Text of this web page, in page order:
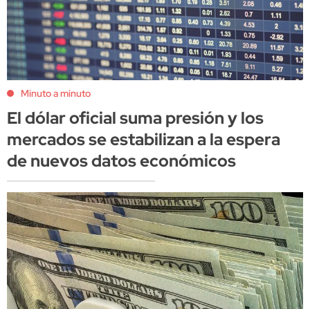
Minuto a minuto
El dólar oficial suma presión y los
mercados se estabilizan a la espera
de nuevos datos económicos